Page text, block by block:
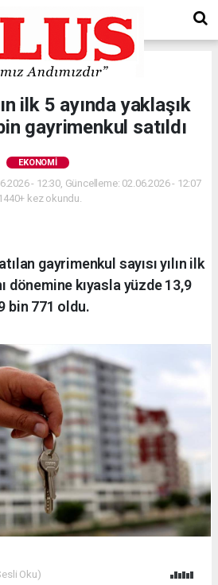
ilk 5 ayında yaklaşık
gayrimenkul satıldı
EKONOMI
- 12:30, Güncelleme: 02.06.2026 - 12:07
kez okundu.
gayrimenkul sayısı yılın ilk
dönemine kıyasla yüzde 13,9
bin 771 oldu.
Oku)